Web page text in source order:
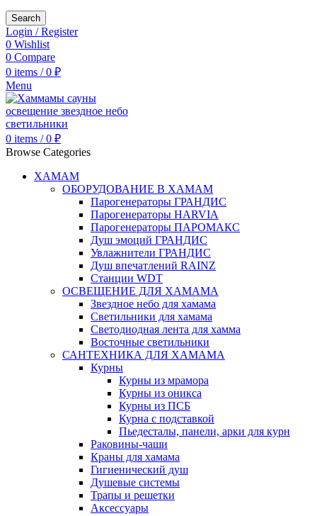
Search
Login / Register
0 Wishlist
0 Compare
0 items / 0 ₽
Menu
0 items / 0 ₽
Browse Categories
ХАМАМ
ОБОРУДОВАНИЕ В ХАМАМ
Парогенераторы ГРАНДИС
Парогенераторы HARVIA
Парогенераторы ПАРОМАКС
Душ эмоций ГРАНДИС
Увлажнители ГРАНДИС
Душ впечатлений RAINZ
Станции WDT
ОСВЕЩЕНИЕ ДЛЯ ХАМАМА
Звездное небо для хамама
Светильники для хамама
Светодиодная лента для хамма
Восточные светильники
САНТЕХНИКА ДЛЯ ХАМАМА
Курны
Курны из мрамора
Курны из оникса
Курны из ПСБ
Курна с подставкой
Пьедесталы, панели, арки для курн
Раковины-чаши
Краны для хамама
Гигиенический душ
Душевые системы
Трапы и решетки
Аксессуары